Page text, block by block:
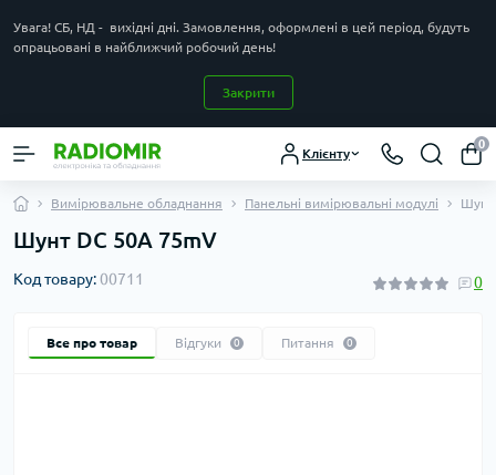
Увага! СБ, НД - вихідні дні. Замовлення, оформлені в цей період, будуть
опрацьовані в найближчий робочий день!
Закрити
Клієнту
0
Вимірювальне обладнання Панельні вимірювальні модулі Шунт
Шунт DC 50A 75mV
Код товару:00711 0
Все про товар Відгуки 0 Питання 0